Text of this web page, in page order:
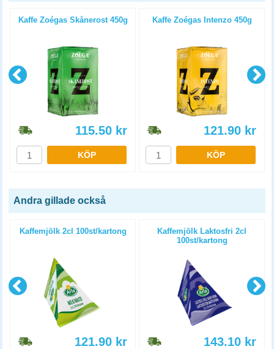
Kaffe Zoégas Skånerost 450g
115.50 kr
KÖP
Kaffe Zoégas Intenzo 450g
121.90 kr
KÖP
Andra gillade också
Kaffemjölk 2cl 100st/kartong
121.90 kr
Kaffemjölk Laktosfri 2cl
100st/kartong
143.10 kr